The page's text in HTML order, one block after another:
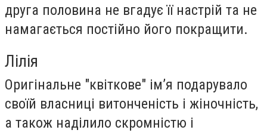
друга половина не вгадує її настрій та не
намагається постійно його покращити.
Лілія
Оригінальне "квіткове" ім’я подарувало
своїй власниці витонченість і жіночність,
а також наділило скромністю і